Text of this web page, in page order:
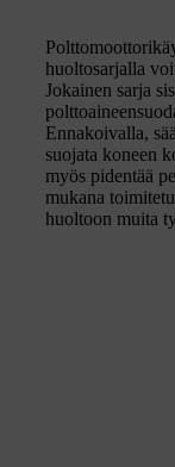
huoltosarjalla
Jokainen sarja
Ennakoivalla,
suojata koneen
myös pidentää
mukana
huoltoon muita